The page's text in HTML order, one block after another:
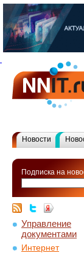
Новости
Подписка на
Управление
документами
Интернет